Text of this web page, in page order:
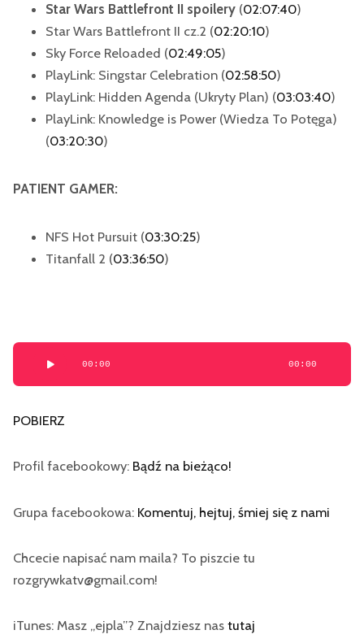
Star Wars Battlefront II spoilery (02:07:40)
Star Wars Battlefront II cz.2 (02:20:10)
Sky Force Reloaded (02:49:05)
PlayLink: Singstar Celebration (02:58:50)
PlayLink: Hidden Agenda (Ukryty Plan) (03:03:40)
PlayLink: Knowledge is Power (Wiedza To Potęga)
(03:20:30)
PATIENT GAMER:
NFS Hot Pursuit (03:30:25)
Titanfall 2 (03:36:50)
Odtwarzacz
plików
00:00 00:00
POBIERZ
Profil facebookowy: Bądź na bieżąco!
Grupa facebookowa: Komentuj, hejtuj, śmiej się z nami
Chcecie napisać nam maila? To piszcie tu
rozgrywkatv@gmail.com!
iTunes: Masz „ejpla”? Znajdziesz nas tutaj